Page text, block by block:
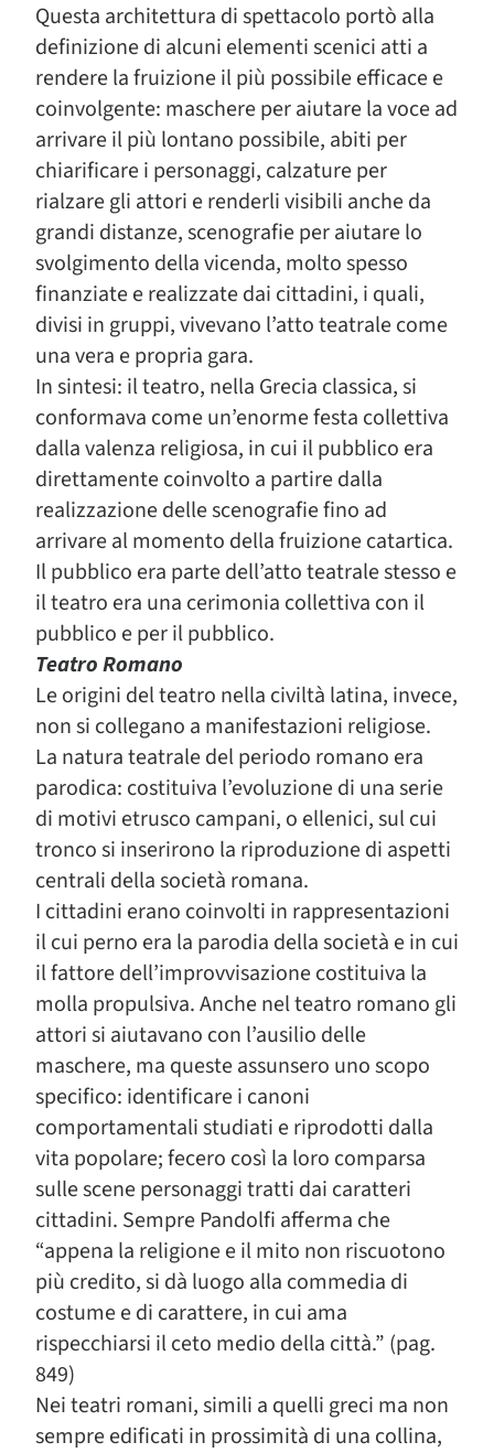
Questa architettura di spettacolo portò alla
definizione di alcuni elementi scenici atti a
rendere la fruizione il più possibile efficace e
coinvolgente: maschere per aiutare la voce ad
arrivare il più lontano possibile, abiti per
chiarificare i personaggi, calzature per
rialzare gli attori e renderli visibili anche da
grandi distanze, scenografie per aiutare lo
svolgimento della vicenda, molto spesso
finanziate e realizzate dai cittadini, i quali,
divisi in gruppi, vivevano l’atto teatrale come
una vera e propria gara.
In sintesi: il teatro, nella Grecia classica, si
conformava come un’enorme festa collettiva
dalla valenza religiosa, in cui il pubblico era
direttamente coinvolto a partire dalla
realizzazione delle scenografie fino ad
arrivare al momento della fruizione catartica.
Il pubblico era parte dell’atto teatrale stesso e
il teatro era una cerimonia collettiva con il
pubblico e per il pubblico.
Teatro Romano
Le origini del teatro nella civiltà latina, invece,
non si collegano a manifestazioni religiose.
La natura teatrale del periodo romano era
parodica: costituiva l’evoluzione di una serie
di motivi etrusco campani, o ellenici, sul cui
tronco si inserirono la riproduzione di aspetti
centrali della società romana.
I cittadini erano coinvolti in rappresentazioni
il cui perno era la parodia della società e in cui
il fattore dell’improvvisazione costituiva la
molla propulsiva. Anche nel teatro romano gli
attori si aiutavano con l’ausilio delle
maschere, ma queste assunsero uno scopo
specifico: identificare i canoni
comportamentali studiati e riprodotti dalla
vita popolare; fecero così la loro comparsa
sulle scene personaggi tratti dai caratteri
cittadini. Sempre Pandolfi afferma che
“appena la religione e il mito non riscuotono
più credito, si dà luogo alla commedia di
costume e di carattere, in cui ama
rispecchiarsi il ceto medio della città.” (pag.
849)
Nei teatri romani, simili a quelli greci ma non
sempre edificati in prossimità di una collina,